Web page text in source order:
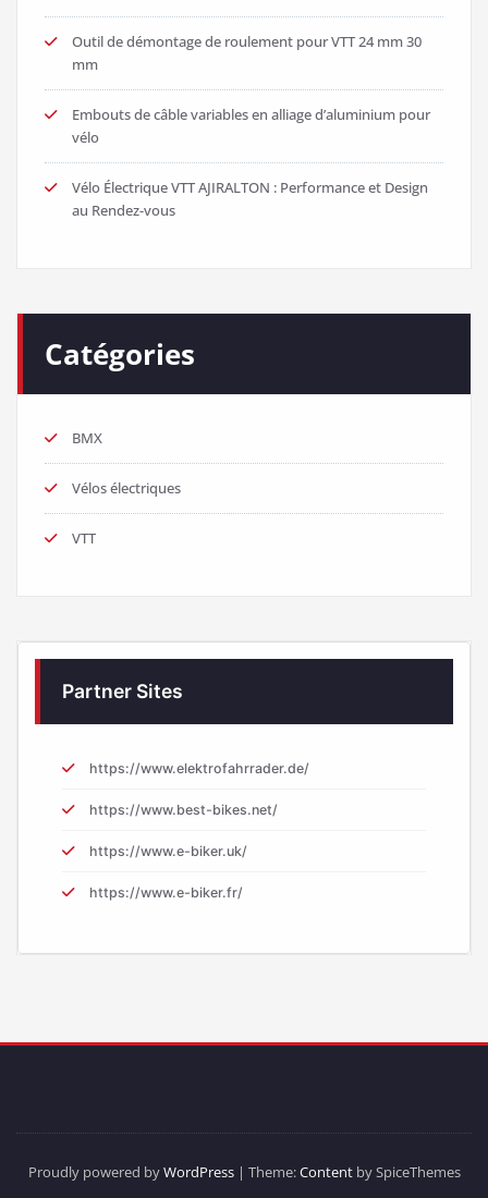
Outil de démontage de roulement pour VTT 24 mm 30
mm
Embouts de câble variables en alliage d’aluminium pour
vélo
Vélo Électrique VTT AJIRALTON : Performance et Design
au Rendez-vous
Catégories
BMX
Vélos électriques
VTT
Partner Sites
https://www.elektrofahrrader.de/
https://www.best-bikes.net/
https://www.e-biker.uk/
https://www.e-biker.fr/
Proudly powered byWordPress| Theme:Contentby SpiceThemes